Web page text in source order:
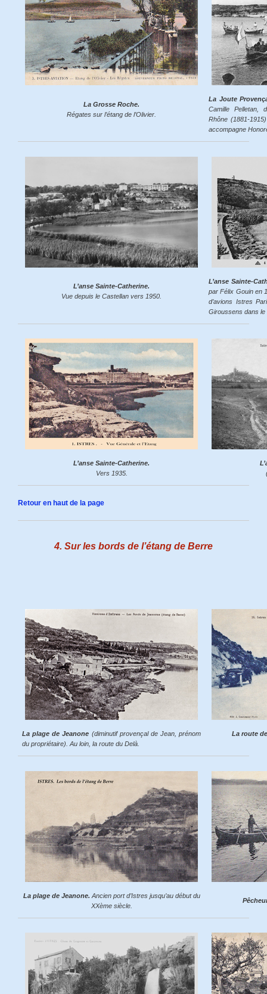
La Grosse Roche.
Régates sur l’étang de l’Olivier.
La Joute
Camille Pelletan,
Rhône (1881-
accompagne
L’anse Sainte-Catherine.
Vue depuis le Castellan vers 1950.
L’anse Sainte-
par Félix Gouin en
d’avions Istres
Giroussens dans le
L’anse Sainte-Catherine.
Vers 1935.
Retour en haut de la page
4. Sur les bords de l’étang de Berre
La plage de Jeanone (diminutif provençal de Jean, prénom
du propriétaire). Au loin, la route du Delà.
La route
La plage de Jeanone. Ancien port d’Istres jusqu’au début du
XXème siècle.